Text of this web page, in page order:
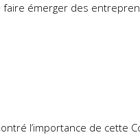
faire émerger des
l’importance de cette